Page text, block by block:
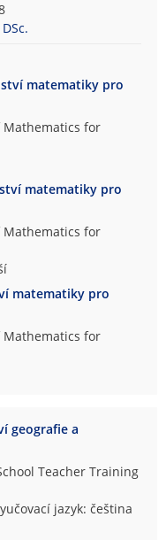
matematiky pro
Mathematics for
matematiky pro
Mathematics for
matematiky pro
Mathematics for
geografie a
Teacher Training
jazyk: čeština